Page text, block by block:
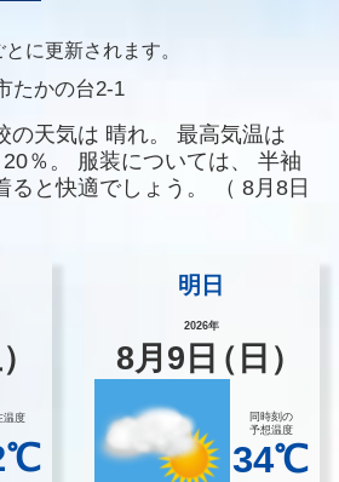
に更新されます。
たかの台2-1
の天気は 晴れ。
最高気温は
20％。 服装については、
半袖
ると快適でしょう。
（ 8月8日
温度
明日
2026年
8月 9 日（日）
同時刻の
予想温度
34℃